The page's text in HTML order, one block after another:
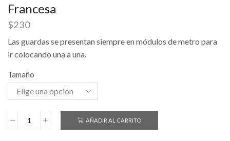
Francesa
$230
Las guardas se presentan siempre en módulos de metro para
ir colocando una a una.
Tamaño
AÑADIR AL CARRITO